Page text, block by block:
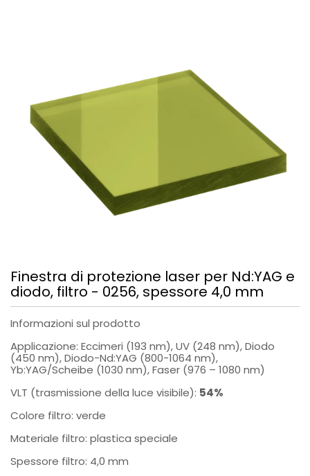
Finestra di protezione laser per Nd:YAG e
diodo, filtro - 0256, spessore 4,0 mm
Informazioni sul prodotto
Applicazione: Eccimeri (193 nm), UV (248 nm), Diodo
(450 nm), Diodo-Nd:YAG (800-1064 nm),
Yb:YAG/Scheibe (1030 nm), Faser (976 – 1080 nm)
VLT (trasmissione della luce visibile): 54%
Colore filtro: verde
Materiale filtro: plastica speciale
Spessore filtro: 4,0 mm